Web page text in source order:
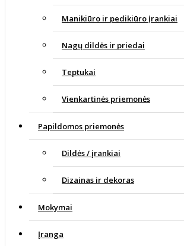
Manikiūro ir pedikiūro įrankiai
Nagų dildės ir priedai
Teptukai
Vienkartinės priemonės
Papildomos priemonės
Dildės / įrankiai
Dizainas ir dekoras
Mokymai
Įranga